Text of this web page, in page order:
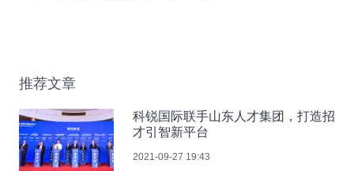
推荐文章
科锐国际联手山东人才集团，打造招
才引智新平台
2021-09-27 19:43